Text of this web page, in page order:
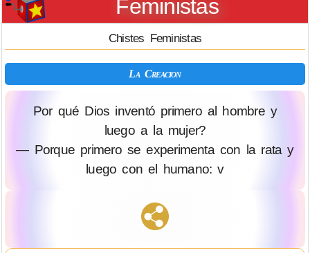
Feministas
Chistes Feministas
La Creacion
Por qué Dios inventó primero al hombre y
luego a la mujer?
— Porque primero se experimenta con la rata y
luego con el humano: v